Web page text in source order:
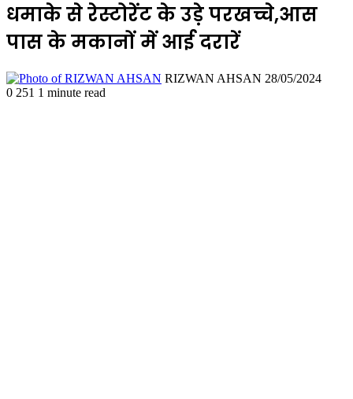
धमाके से रेस्टोरेंट के उड़े परखच्चे,आस
पास के मकानों में आई दरारें
RIZWAN AHSAN Send
28/05/2024
0 251 1 minute read